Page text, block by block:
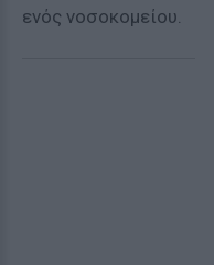
ενός νοσοκομείου.